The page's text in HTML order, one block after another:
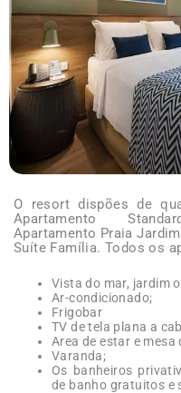
O resort dispões de
Apartamento
Apartamento Praia
Suíte Família. Todos os
Vista do mar, jardim
Ar-condicionado;
Frigobar
TV de tela plana a
Area de estar e mesa
Varanda;
Os banheiros
de banho gratuitos e